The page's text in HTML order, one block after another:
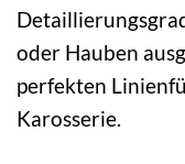
oder Hauben
perfekten
Karosserie.